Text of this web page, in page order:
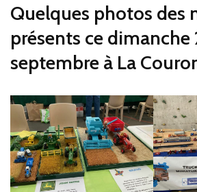
Quelques photos des
présents ce dimanche
septembre à La